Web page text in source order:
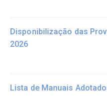
Disponibilização das
2026
Lista de Manuais